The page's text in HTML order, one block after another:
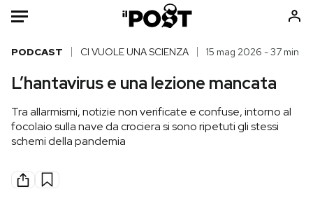
Auto
HOME
Italia
Mondo
Tecnologia
Moda
PODCAST CI VUOLE UNA SCIENZA 15 mag 2026 - 37 min
L’hantavirus e una lezione mancata
Tra allarmismi, notizie non verificate e confuse, intorno al
focolaio sulla nave da crociera si sono ripetuti gli stessi
schemi della pandemia